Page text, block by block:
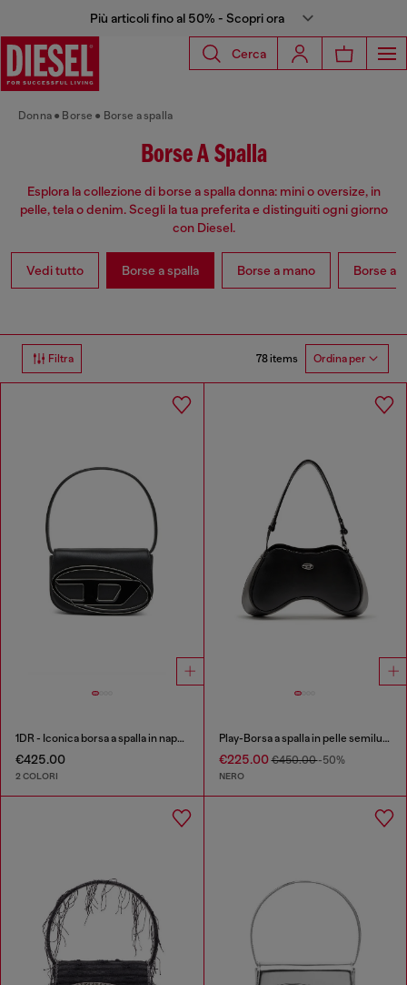
Più articoli fino al 50% - Scopri ora
Cerca
Donna Borse Borse a spalla
Borse A Spalla
Esplora la collezione di borse a spalla donna: mini o oversize, in
pelle, tela o denim. Scegli la tua preferita e distinguiti ogni giorno
con Diesel.
Vedi tutto Borse a spalla Borse a mano Borse a
Filtra 78 items Ordina per
1DR - Iconica borsa a spalla in nappa
€425.00
2 COLORI
Play-Borsa a spalla in pelle semilucida
€225.00€450.00-50%
NERO